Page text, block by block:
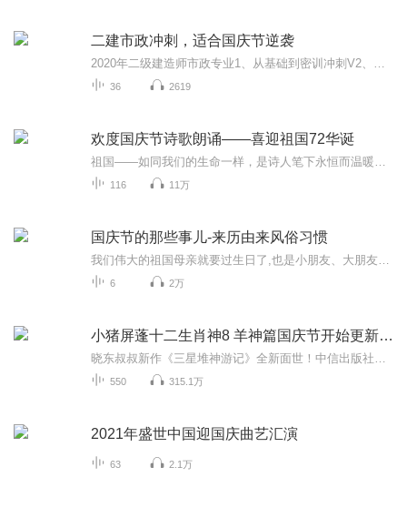
二建市政冲刺，适合国庆节逆袭
36 2619
欢度国庆节诗歌朗诵——喜迎祖国72华诞
116 11万
国庆节的那些事儿-来历由来风俗习惯
6 2万
小猪屏蓬十二生肖神8 羊神篇国庆节开始更新啦！
550 315.1万
2021年盛世中国迎国庆曲艺汇演
63 2.1万